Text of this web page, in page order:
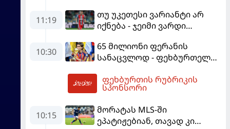
სქემა გაამხილა
11:19
თუ უკეთესი ვარიანტი არ
იქნება - ჯეიმი ვარდი
დაბრუნდეს
10:30
65 მილიონი ფერანის
სანაცვლოდ - ფეხბურთელს
სოლიდური თანხის მიღებას
გეგმავს
ფეხბურთის რუბრიკის
სპონსორი
10:15
მორატას MLS-ში
ეპატიჟებიან, თავად კი